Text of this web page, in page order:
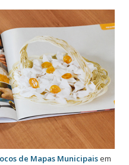
de Mapas Municipaisem